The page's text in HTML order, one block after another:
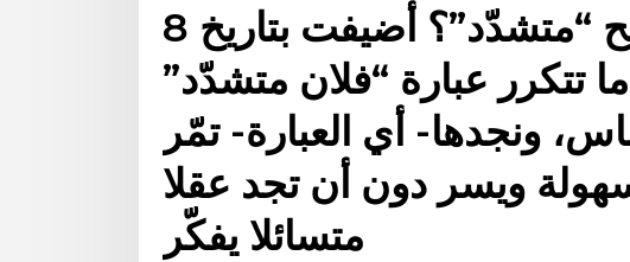
ماذا يعني مصطلح “متشدّد”؟ أضيفت بتاريخ 8
كثيرا ما تتكرر عبارة “فلان متشدّد”
ونجدها- أي العبارة- تمّر
ويسر دون أن تجد عقلا
متسائلا يفكّر